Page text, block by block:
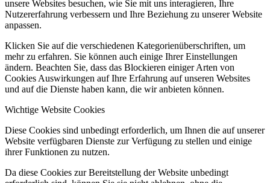
unsere Websites besuchen, wie Sie mit uns interagieren, Ihre
Nutzererfahrung verbessern und Ihre Beziehung zu unserer Website
anpassen.
Klicken Sie auf die verschiedenen Kategorienüberschriften, um
mehr zu erfahren. Sie können auch einige Ihrer Einstellungen
ändern. Beachten Sie, dass das Blockieren einiger Arten von
Cookies Auswirkungen auf Ihre Erfahrung auf unseren Websites
und auf die Dienste haben kann, die wir anbieten können.
Wichtige Website Cookies
Diese Cookies sind unbedingt erforderlich, um Ihnen die auf unserer
Website verfügbaren Dienste zur Verfügung zu stellen und einige
ihrer Funktionen zu nutzen.
Da diese Cookies zur Bereitstellung der Website unbedingt